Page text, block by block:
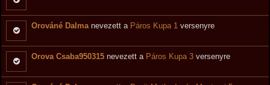
Orováné Dalma nevezett a Páros Kupa 1 versenyre
Orova Csaba950315 nevezett a Páros Kupa 3 versenyre